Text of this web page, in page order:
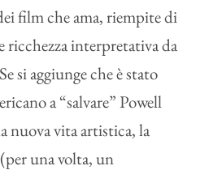
film che ama, riempite di
ricchezza interpretativa da
si aggiunge che è stato
a “salvare” Powell
nuova vita artistica, la
una volta, un